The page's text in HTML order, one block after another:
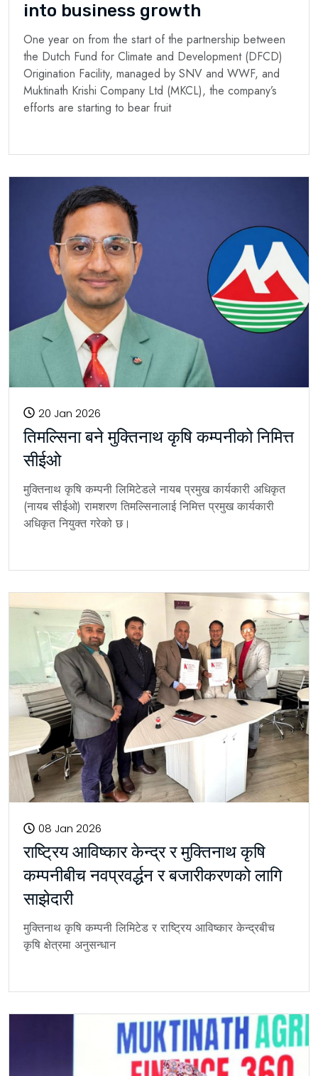
into business growth
One year on from the start of the partnership between
the Dutch Fund for Climate and Development (DFCD)
Origination Facility, managed by SNV and WWF, and
Muktinath Krishi Company Ltd (MKCL), the company’s
efforts are starting to bear fruit
20 Jan 2026
तिमल्सिना बने मुक्तिनाथ कृषि कम्पनीको निमित्त
सीईओ
मुक्तिनाथ कृषि कम्पनी लिमिटेडले नायब प्रमुख कार्यकारी अधिकृत
(नायब सीईओ) रामशरण तिमल्सिनालाई निमित्त प्रमुख कार्यकारी
अधिकृत नियुक्त गरेको छ।
08 Jan 2026
राष्ट्रिय आविष्कार केन्द्र र मुक्तिनाथ कृषि
कम्पनीबीच नवप्रवर्द्धन र बजारीकरणको लागि
साझेदारी
मुक्तिनाथ कृषि कम्पनी लिमिटेड र राष्ट्रिय आविष्कार केन्द्रबीच
कृषि क्षेत्रमा अनुसन्धान